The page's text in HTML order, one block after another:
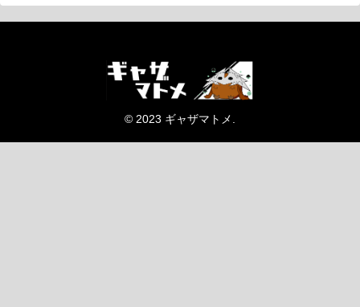
© 2023 ギャザマトメ.